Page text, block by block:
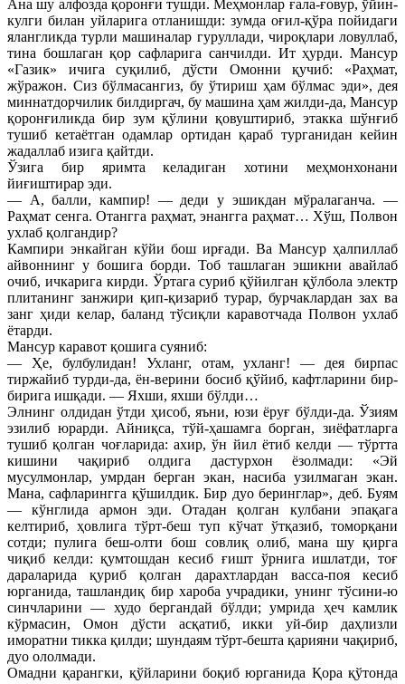
Ана шу алфозда қоронғи тушди. Меҳмонлар ғала-ғовур, ўйин-
кулги билан уйларига отланишди: зумда оғил-қўра пойидаги
ялангликда турли машиналар гуруллади, чироқлари ловуллаб,
тина бошлаган қор сафларига санчилди. Ит ҳурди. Мансур
«Газик» ичига суқилиб, дўсти Омонни қучиб: «Раҳмат,
жўражон. Сиз бўлмасангиз, бу ўтириш ҳам бўлмас эди», дея
миннатдорчилик билдиргач, бу машина ҳам жилди-да, Мансур
қоронғиликда бир зум қўлини қовуштириб, этакка шўнғиб
тушиб кетаётган одамлар ортидан қараб турганидан кейин
жадаллаб изига қайтди.
Ўзига бир яримта келадиган хотини меҳмонхонани
йиғиштирар эди.
— А, балли, кампир! — деди у эшикдан мўралаганча. —
Раҳмат сенга. Отангга раҳмат, энангга раҳмат… Хўш, Полвон
ухлаб қолгандир?
Кампири энкайган кўйи бош ирғади. Ва Мансур ҳалпиллаб
айвоннинг у бошига борди. Тоб ташлаган эшикни авайлаб
очиб, ичкарига кирди. Ўртага суриб қўйилган қўлбола электр
плитанинг занжири қип-қизариб турар, бурчаклардан зах ва
занг ҳиди келар, баланд тўсиқли каравотчада Полвон ухлаб
ётарди.
Мансур каравот қошига суяниб:
— Ҳе, булбулидан! Ухланг, отам, ухланг! — дея бирпас
тиржайиб турди-да, ён-верини босиб қўйиб, кафтларини бир-
бирига ишқади. — Яхши, яхши бўлди…
Элнинг олдидан ўтди ҳисоб, яъни, юзи ёруғ бўлди-да. Ўзиям
эзилиб юрарди. Айниқса, тўй-ҳашамга борган, зиёфатларга
тушиб қолган чоғларида: ахир, ўн йил ётиб келди — тўртта
кишини чақириб олдига дастурхон ёзолмади: «Эй
мусулмонлар, умрдан берган экан, насиба узилмаган экан.
Мана, сафларингга қўшилдик. Бир дуо беринглар», деб. Буям
— кўнглида армон эди. Отадан қолган кулбани эпақага
келтириб, ҳовлига тўрт-беш туп кўчат ўтқазиб, томорқани
сотди; пулига беш-олти бош совлиқ олиб, мана шу қирга
чиқиб келди: қумтошдан кесиб ғишт ўрнига ишлатди, тоғ
дараларида қуриб қолган дарахтлардан васса-поя кесиб
юрганида, ташландиқ бир хароба учрадики, унинг тўсини-ю
синчларини — худо бергандай бўлди; умрида ҳеч камлик
кўрмасин, Омон дўсти асқатиб, икки уй-бир даҳлизли
иморатни тикка қилди; шундаям тўрт-бешта қарияни чақириб,
дуо ололмади.
Омадни қарангки, қўйларини боқиб юрганида Қора қўтонда